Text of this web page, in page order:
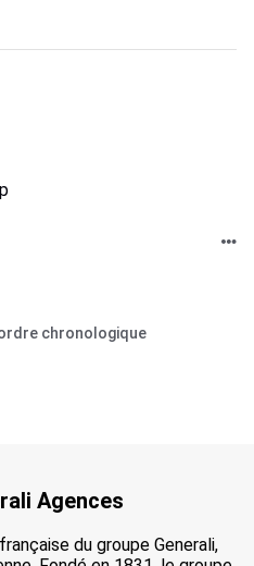
chronologique
Agences
du groupe Generali,